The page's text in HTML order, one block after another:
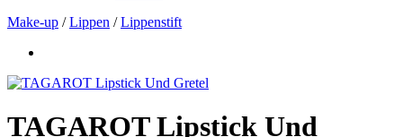
Make-up / Lippen / Lippenstift
TAGAROT Lipstick Und